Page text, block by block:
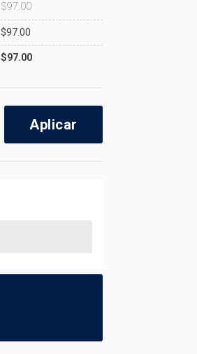
$97.00
$97.00
$97.00
Aplicar